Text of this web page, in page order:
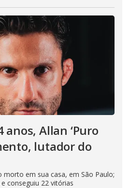
anos, Allan ‘Puro
lutador do
em sua casa, em São Paulo;
conseguiu 22 vitórias